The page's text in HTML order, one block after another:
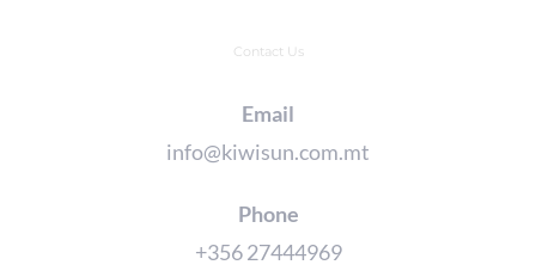
Contact Us
Email
info@kiwisun.com.mt
Phone
+356 27444969